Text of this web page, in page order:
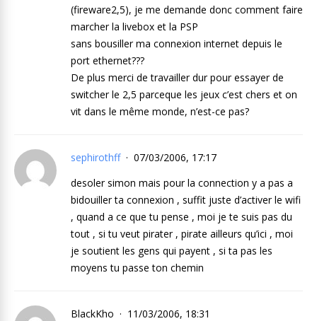
(fireware2,5), je me demande donc comment faire
marcher la livebox et la PSP
sans bousiller ma connexion internet depuis le
port ethernet???
De plus merci de travailler dur pour essayer de
switcher le 2,5 parceque les jeux c’est chers et on
vit dans le même monde, n’est-ce pas?
sephirothff
07/03/2006, 17:17
desoler simon mais pour la connection y a pas a
bidouiller ta connexion , suffit juste d’activer le wifi
, quand a ce que tu pense , moi je te suis pas du
tout , si tu veut pirater , pirate ailleurs qu’ici , moi
je soutient les gens qui payent , si ta pas les
moyens tu passe ton chemin
BlackKho
11/03/2006, 18:31